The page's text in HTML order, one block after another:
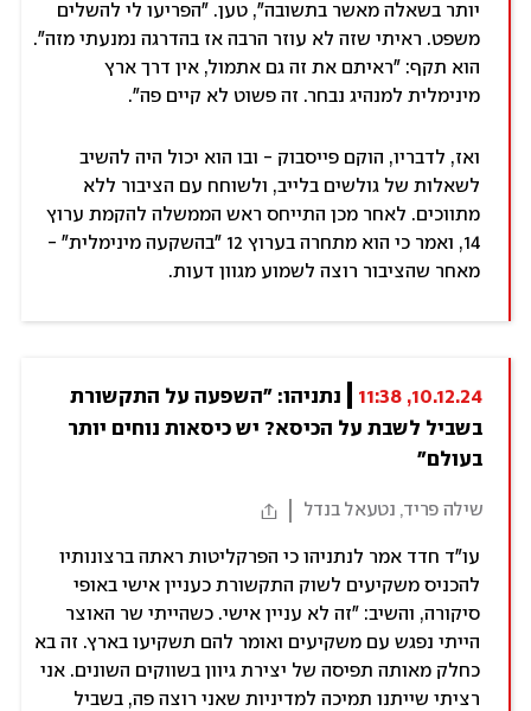
יותר בשאלה מאשר בתשובה", טען. "הפריעו לי להשלים
משפט. ראיתי שזה לא עוזר הרבה אז בהדרגה נמנעתי מזה".
הוא תקף: "ראיתם את זה גם אתמול, אין דרך ארץ
מינימלית למנהיג נבחר. זה פשוט לא קיים פה".
ואז, לדבריו, הוקם פייסבוק - ובו הוא יכול היה להשיב
לשאלות של גולשים בלייב, ולשוחח עם הציבור ללא
מתווכים. לאחר מכן התייחס ראש הממשלה להקמת ערוץ
14, ואמר כי הוא מתחרה בערוץ 12 "בהשקעה מינימלית" -
מאחר שהציבור רוצה לשמוע מגוון דעות.
10.12.24, 11:38
בעולם"
שילה פריד, נטעאל בנדל
עו"ד חדד אמר לנתניהו כי הפרקליטות ראתה ברצונותיו
להכניס משקיעים לשוק התקשורת כעניין אישי באופי
סיקורה, והשיב: "זה לא עניין אישי. כשהייתי שר האוצר
הייתי נפגש עם משקיעים ואומר להם תשקיעו בארץ. זה בא
כחלק מאותה תפיסה של יצירת גיוון בשווקים השונים. אני
רציתי שייתנו תמיכה למדיניות שאני רוצה פה, בשביל